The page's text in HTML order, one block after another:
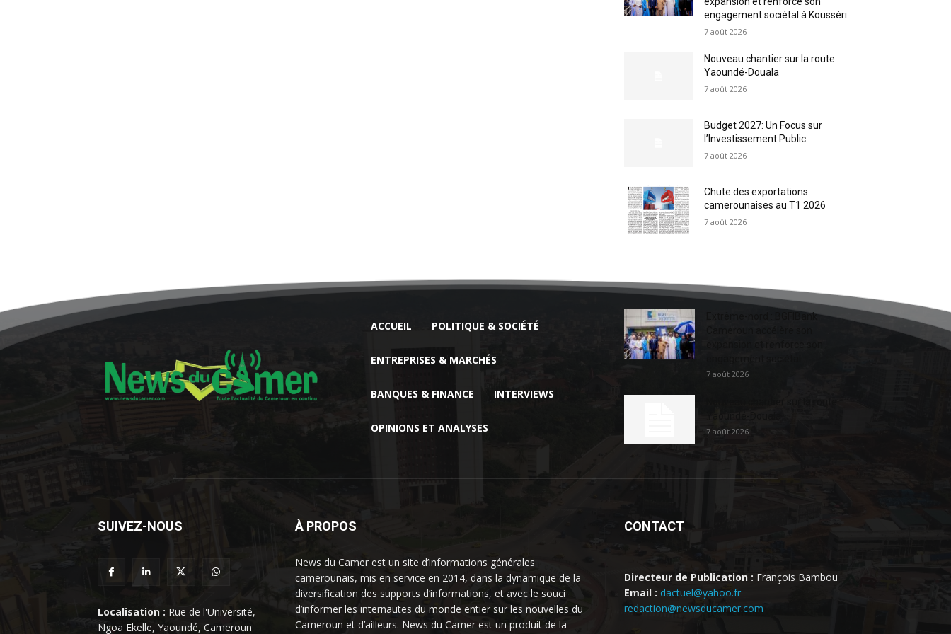
engagement sociétal à Kousséri
7 août 2026
Nouveau chantier sur la route
Yaoundé-Douala
7 août 2026
Budget 2027: Un Focus sur
l’Investissement Public
7 août 2026
Chute des exportations
camerounaises au T1 2026
7 août 2026
ACCUEIL POLITIQUE & SOCIÉTÉ
ENTREPRISES & MARCHÉS
BANQUES & FINANCE INTERVIEWS
OPINIONS ET ANALYSES
Extrême-nord : BGFIBank
7 août 2026
7 août 2026
SUIVEZ-NOUS
Localisation : Rue de l'Université,
Ngoa Ekelle, Yaoundé, Cameroun
À PROPOS
News du Camer est un site d’informations générales
camerounais, mis en service en 2014, dans la dynamique de la
diversification des supports d’informations, et avec le souci
d’informer les internautes du monde entier sur les nouvelles du
Cameroun et d’ailleurs. News du Camer est un produit de la
CONTACT
Directeur de Publication : François Bambou
Email : dactuel@yahoo.fr
redaction@newsducamer.com